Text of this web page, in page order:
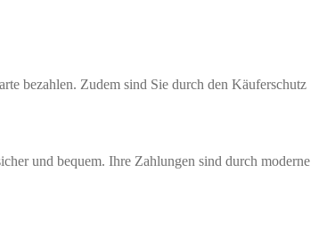
bezahlen. Zudem sind Sie durch den Käuferschutz
und bequem. Ihre Zahlungen sind durch moderne